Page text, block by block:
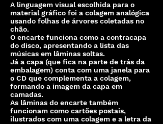
A linguagem visual escolhida para o
material gráfico foi a colagem analógica
usando folhas de árvores coletadas no
chão.
O encarte funciona como a contracapa
do disco, apresentando a lista das
músicas em lâminas soltas.
Já a capa (que fica na parte de trás da
embalagem) conta com uma janela para
o CD que complementa a colagem,
formando a imagem da capa em
camadas.
As lâminas do encarte também
funcionam como cartões postais,
ilustrados com uma colagem e a letra da